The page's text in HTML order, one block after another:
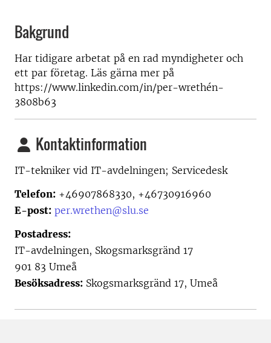
Bakgrund
Har tidigare arbetat på en rad myndigheter och
ett par företag. Läs gärna mer på
https://www.linkedin.com/in/per-wrethén-
3808b63
Kontaktinformation
IT-tekniker vid IT-avdelningen; Servicedesk
Telefon: +46907868330, +46730916960
E-post: per.wrethen@slu.se
Postadress:
IT-avdelningen, Skogsmarksgränd 17
901 83 Umeå
Besöksadress: Skogsmarksgränd 17, Umeå